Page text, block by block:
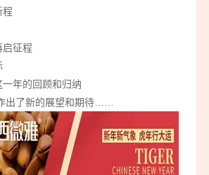
程
启征程
年的回顾和归纳
出了新的展望和期待……